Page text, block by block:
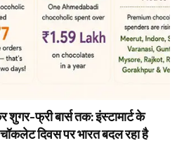
फ्री बार्स तक: इंस्टामार्ट के
दिवस पर भारत बदल रहा है